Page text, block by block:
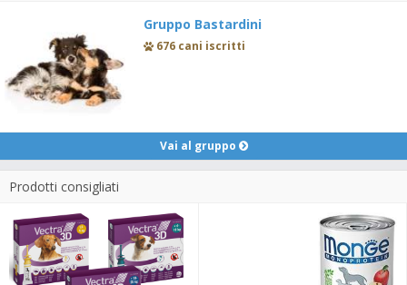
Gruppo Bastardini
676 cani iscritti
Vai al gruppo
Prodotti consigliati